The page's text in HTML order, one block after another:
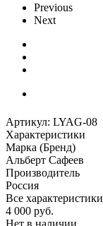
Previous
Next
Артикул: LYAG-08
Характеристики
Марка (Бренд)
Альберт Сафеев
Производитель
Россия
Все характеристики
4 000 руб.
Нет в наличии